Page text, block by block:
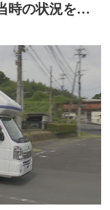
時の状況を語